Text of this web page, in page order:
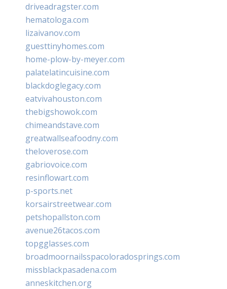
driveadragster.com
hematologa.com
lizaivanov.com
guesttinyhomes.com
home-plow-by-meyer.com
palatelatincuisine.com
blackdoglegacy.com
eatvivahouston.com
thebigshowok.com
chimeandstave.com
greatwallseafoodny.com
theloverose.com
gabriovoice.com
resinflowart.com
p-sports.net
korsairstreetwear.com
petshopallston.com
avenue26tacos.com
topgglasses.com
broadmoornailsspacoloradosprings.com
missblackpasadena.com
anneskitchen.org